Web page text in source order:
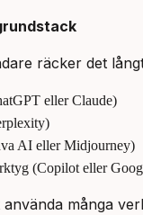
räcker det
eller Claude)
AI eller Midjourney)
(Copilot eller
många